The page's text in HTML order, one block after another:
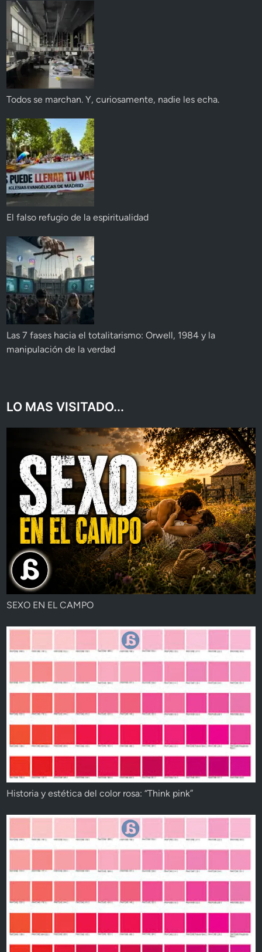
Todos se marchan. Y, curiosamente, nadie les echa.
El falso refugio de la espiritualidad
Las 7 fases hacia el totalitarismo: Orwell, 1984 y la
manipulación de la verdad
LO MAS VISITADO...
SEXO EN EL CAMPO
Historia y estética del color rosa: “Think pink”